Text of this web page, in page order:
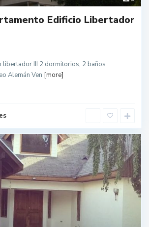
Edificio Libertador
libertador III 2 dormitorios, 2 baños
Alemán Ven [more]